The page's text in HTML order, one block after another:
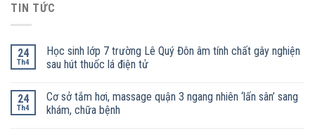
TIN TỨC
24
Th4
Học sinh lớp 7 trường Lê Quý Đôn âm tính chất gây nghiện
sau hút thuốc lá điện tử
24
Th4
Cơ sở tắm hơi, massage quận 3 ngang nhiên ‘lấn sân’ sang
khám, chữa bệnh